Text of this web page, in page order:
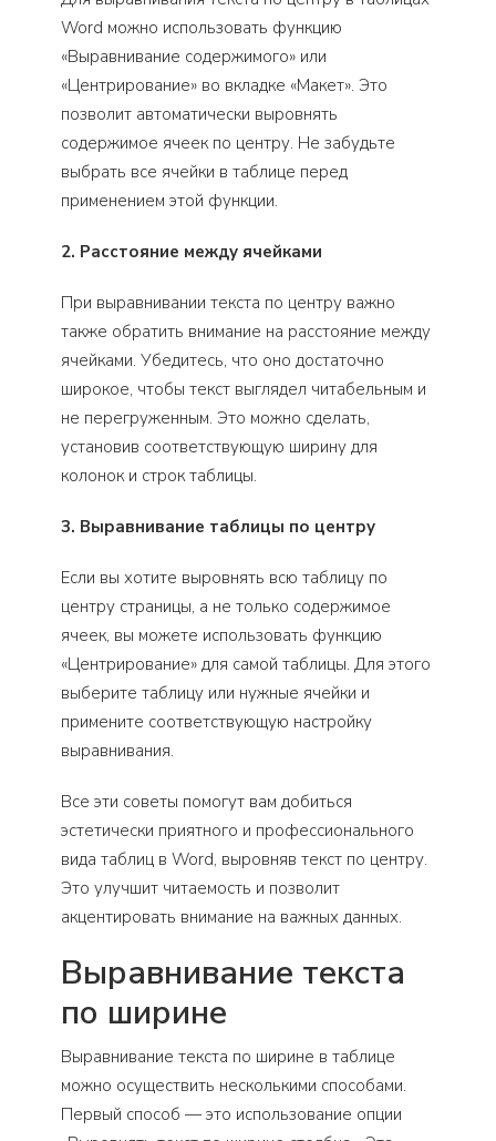
Word можно использовать функцию
«Выравнивание содержимого» или
«Центрирование» во вкладке «Макет». Это
позволит автоматически выровнять
содержимое ячеек по центру. Не забудьте
выбрать все ячейки в таблице перед
применением этой функции.
2. Расстояние между ячейками
При выравнивании текста по центру важно
также обратить внимание на расстояние между
ячейками. Убедитесь, что оно достаточно
широкое, чтобы текст выглядел читабельным и
не перегруженным. Это можно сделать,
установив соответствующую ширину для
колонок и строк таблицы.
3. Выравнивание таблицы по центру
Если вы хотите выровнять всю таблицу по
центру страницы, а не только содержимое
ячеек, вы можете использовать функцию
«Центрирование» для самой таблицы. Для этого
выберите таблицу или нужные ячейки и
примените соответствующую настройку
выравнивания.
Все эти советы помогут вам добиться
эстетически приятного и профессионального
вида таблиц в Word, выровняв текст по центру.
Это улучшит читаемость и позволит
акцентировать внимание на важных данных.
Выравнивание текста
по ширине
Выравнивание текста по ширине в таблице
можно осуществить несколькими способами.
Первый способ — это использование опции